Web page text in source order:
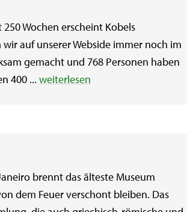
Wochen erscheint Kobels
auf unserer Webside immer noch im
gemacht und 768 Personen haben
400 ... weiterlesen
brennt das älteste Museum
dem Feuer verschont bleiben. Das